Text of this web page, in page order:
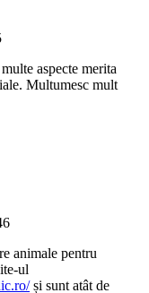
aspecte merita
Multumesc mult
animale pentru
ul
și sunt atât de